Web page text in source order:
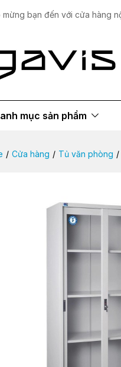
mừng bạn đến với cửa hàng
mục sản phẩm
/ Cửa hàng / Tủ văn phòng /
Mô tả sản phẩm